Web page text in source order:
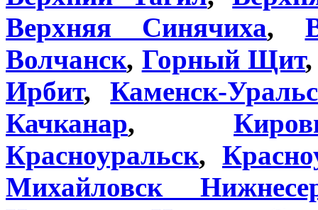
Верхняя Синячиха,
Волчанск, Горный Щит
Ирбит,Каменск-
Качканар,
Красноуральск,
Михайловск